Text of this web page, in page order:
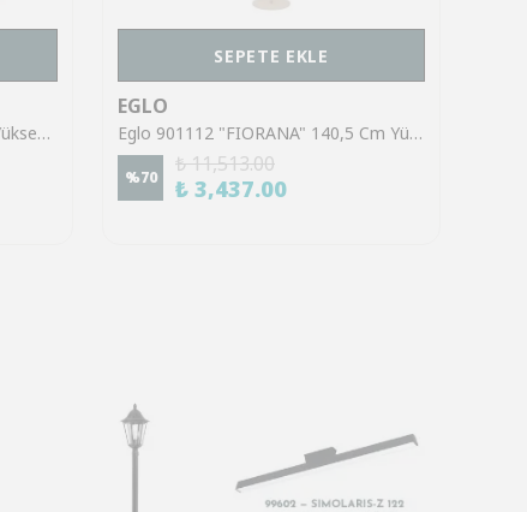
Eglo 39921 "SINSIGA" 150 Cm Yüksekliğinde Çelik Siyah Sarkıt Avize
SEPETE EKLE
EGLO
Eglo 901112 "FIORANA" 140,5 Cm Yüksekliğinde Çelik Köşe Lambası Lambader
%70
₺ 11,513.00
₺ 3,437.00